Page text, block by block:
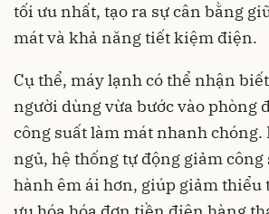
tối ưu nhất, tạo ra sự cân bằng
mát và khả năng tiết kiệm điện.
Cụ thể, máy lạnh có thể nhận
người dùng vừa bước vào phòng
công suất làm mát nhanh
ngủ, hệ thống tự động giảm công
hành êm ái hơn, giúp giảm thiểu